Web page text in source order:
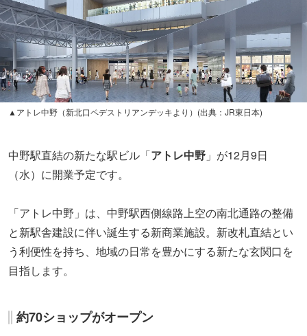
▲アトレ中野（新北口ペデストリアンデッキより）(出典：JR東日本)
中野駅直結の新たな駅ビル「アトレ中野 」が12月9日
（水）に開業予定です。
「アトレ中野」は、中野駅西側線路上空の南北通路の整備
と新駅舎建設に伴い誕生する新商業施設。新改札直結とい
う利便性を持ち、地域の日常を豊かにする新たな玄関口を
目指します。
約70ショップがオープン